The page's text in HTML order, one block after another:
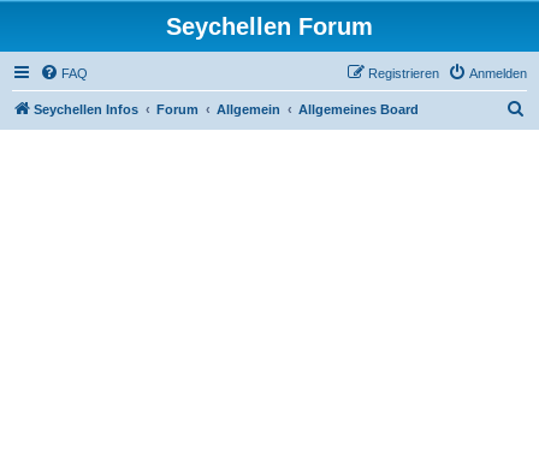
Seychellen Forum
FAQ Anmelden
Registrieren
Seychellen Infos Forum Allgemein Allgemeines Board